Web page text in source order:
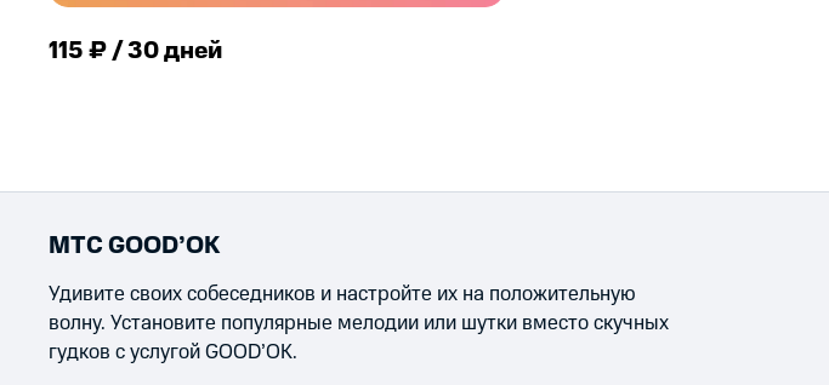
115 ₽ / 30 дней
МТС GOOD’OK
Удивите своих собеседников и настройте их на положительную
волну. Установите популярные мелодии или шутки вместо скучных
гудков с услугой GOOD’OK.